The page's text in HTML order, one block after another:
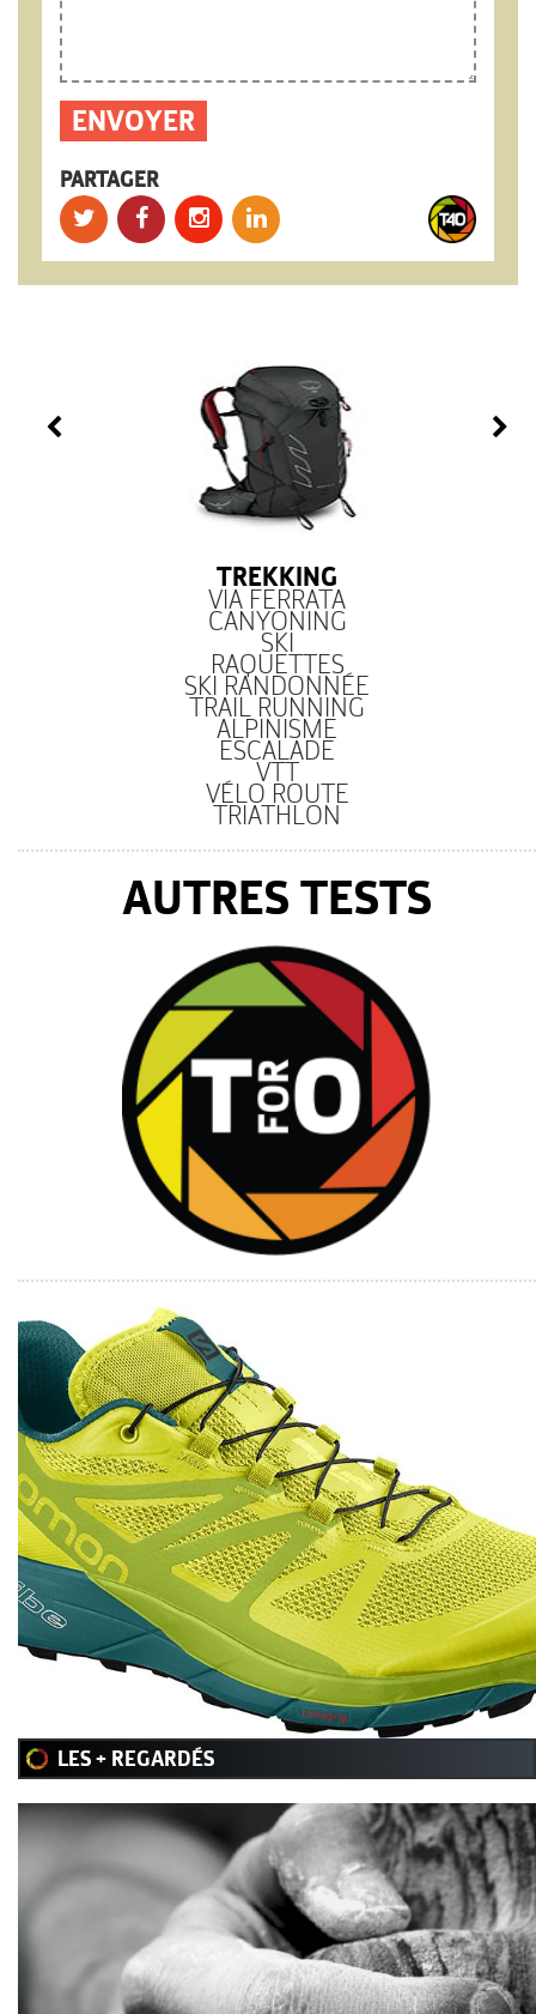
PARTAGER
TREKKING
VIA FERRATA
CANYONING
SKI
RAQUETTES
SKI RANDONNÉE
TRAIL RUNNING
ALPINISME
ESCALADE
VTT
VÉLO ROUTE
TRIATHLON
AUTRES TESTS
LES + REGARDÉS